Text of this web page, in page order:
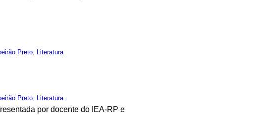
Preto Literatura
Preto Literatura
por docente do IEA-RP e